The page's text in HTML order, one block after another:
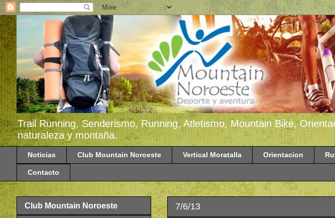
Trail Running, Senderismo, Running, Atletismo, Mountain Bike,
naturaleza y montaña.
Noticias Club Mountain Noroeste Vertical Moratalla Orientacion
Contacto
7/6/13
Club Mountain Noroeste